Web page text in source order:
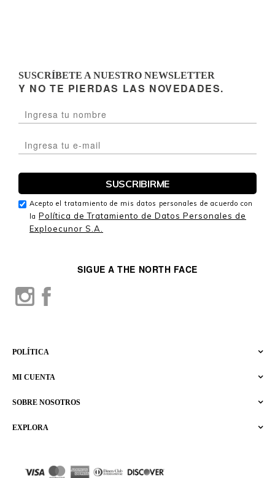
EXPLORA
SOBRE NOSOTROS
MI CUENTA
POLÍTICA
SIGUE A THE NORTH FACE
SUSCRÍBETE A NUESTRO NEWSLETTER
Y NO TE PIERDAS LAS NOVEDADES.
Acepto el tratamiento de mis datos personales de acuerdo con
la Política de Tratamiento de Datos Personales de
Exploecunor S.A.